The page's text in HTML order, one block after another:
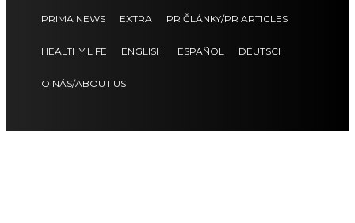
PRIMA NEWS EXTRA PR ČLÁNKY/PR ARTICLES
HEALTHY LIFE ENGLISH ESPAÑOL DEUTSCH
O NÁS/ABOUT US